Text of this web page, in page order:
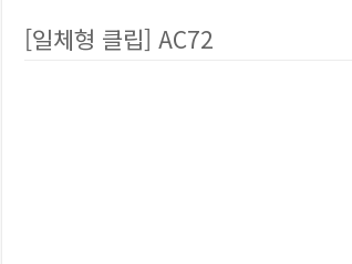
[일체형 클립] AC72